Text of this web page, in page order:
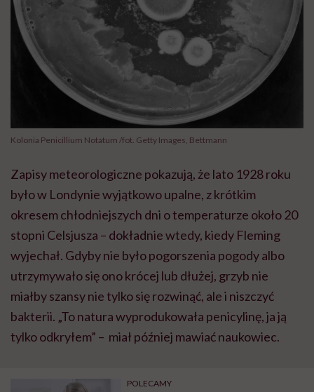
Kolonia Penicillium Notatum /fot. Getty Images, Bettmann
Zapisy meteorologiczne pokazują, że lato 1928 roku
było w Londynie wyjątkowo upalne, z krótkim
okresem chłodniejszych dni o temperaturze około 20
stopni Celsjusza – dokładnie wtedy, kiedy Fleming
wyjechał. Gdyby nie było pogorszenia pogody albo
utrzymywało się ono krócej lub dłużej, grzyb nie
miałby szansy nie tylko się rozwinąć, ale i niszczyć
bakterii. „To natura wyprodukowała penicylinę, ja ją
tylko odkryłem” – miał później mawiać naukowiec.
POLECAMY